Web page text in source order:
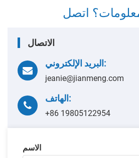
اتصل
الاتصال
البريد الإلكتروني:
jeanie@jianmeng.com
الهاتف:
+86 19805122954
الاسم